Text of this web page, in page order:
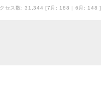
セス数: 31,344 [7月: 188 | 6月: 148 ]